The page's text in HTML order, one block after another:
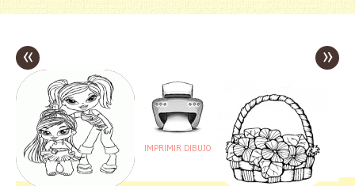
«
IMPRIMIR DIBUJO
»